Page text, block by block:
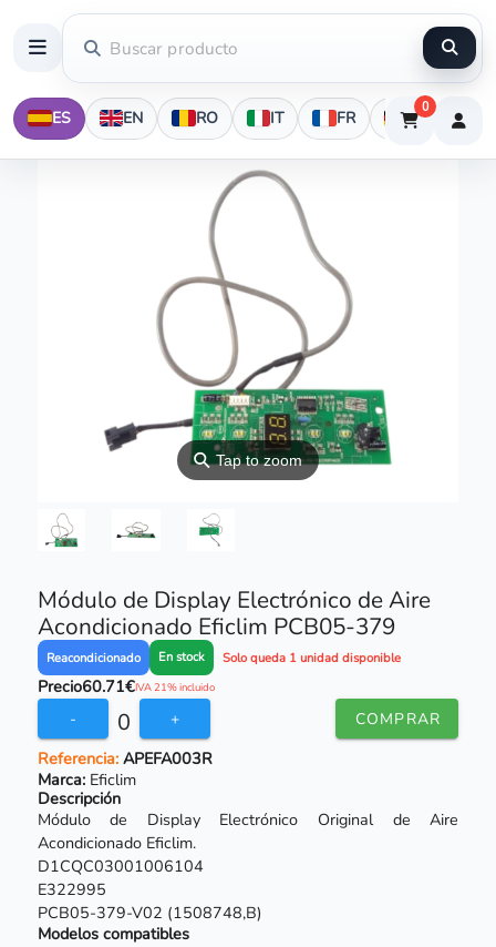
ES EN RO IT FR DE
0
⚲Tap to zoom
Módulo de Display Electrónico de Aire
Acondicionado Eficlim PCB05-379
Reacondicionado En stock Solo queda 1 unidad disponible
Precio60.71€IVA 21% incluido
- 0 + COMPRAR
Referencia:APEFA003R
Marca: Eficlim
Descripción
Módulo de Display Electrónico Original de Aire
Acondicionado Eficlim.
D1CQC03001006104
E322995
PCB05-379-V02 (1508748,B)
Modelos compatibles